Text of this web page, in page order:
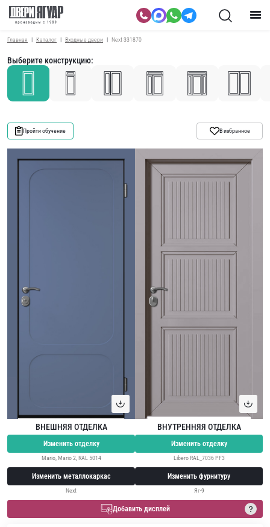
Главная Каталог Входные двери Next 331870
Выберите конструкцию:
Пройти обучение В избранное
ВНЕШНЯЯ ОТДЕЛКА
Изменить отделку
Mario, Mario 2, RAL 5014
Изменить металлокаркас
Next
ВНУТРЕННЯЯ ОТДЕЛКА
Изменить отделку
Libero RAL_7036 PF3
Изменить фурнитуру
Яг-9
Добавить дисплей